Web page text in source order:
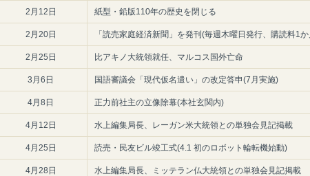
2月12日 紙型・鉛版110年の歴史を閉じる
2月20日 「読売家庭経済新聞」を発刊(毎週木曜日発行、購読料1
2月25日 比アキノ大統領就任、マルコス国外亡命
3月6日 国語審議会「現代仮名遣い」の改定答申(7月実施)
4月8日 正力前社主の立像除幕(本社玄関内)
4月12日 水上編集局長、レーガン米大統領との単独会見記掲載
4月25日 読売・民友ビル竣工式(4.1 初のロボット輪転機始動)
4月28日 水上編集局長、ミッテラン仏大統領との単独会見記掲載